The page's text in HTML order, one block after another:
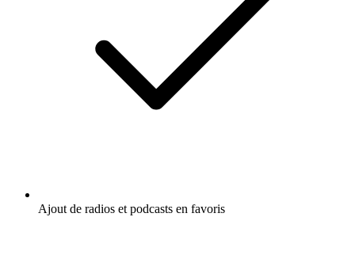
Ajout de radios et podcasts en favoris